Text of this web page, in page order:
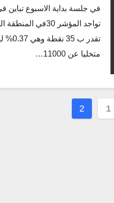
في جلسة بداية الاسبوع
تواجد المؤشر
متخليا عن 11000…
1
2